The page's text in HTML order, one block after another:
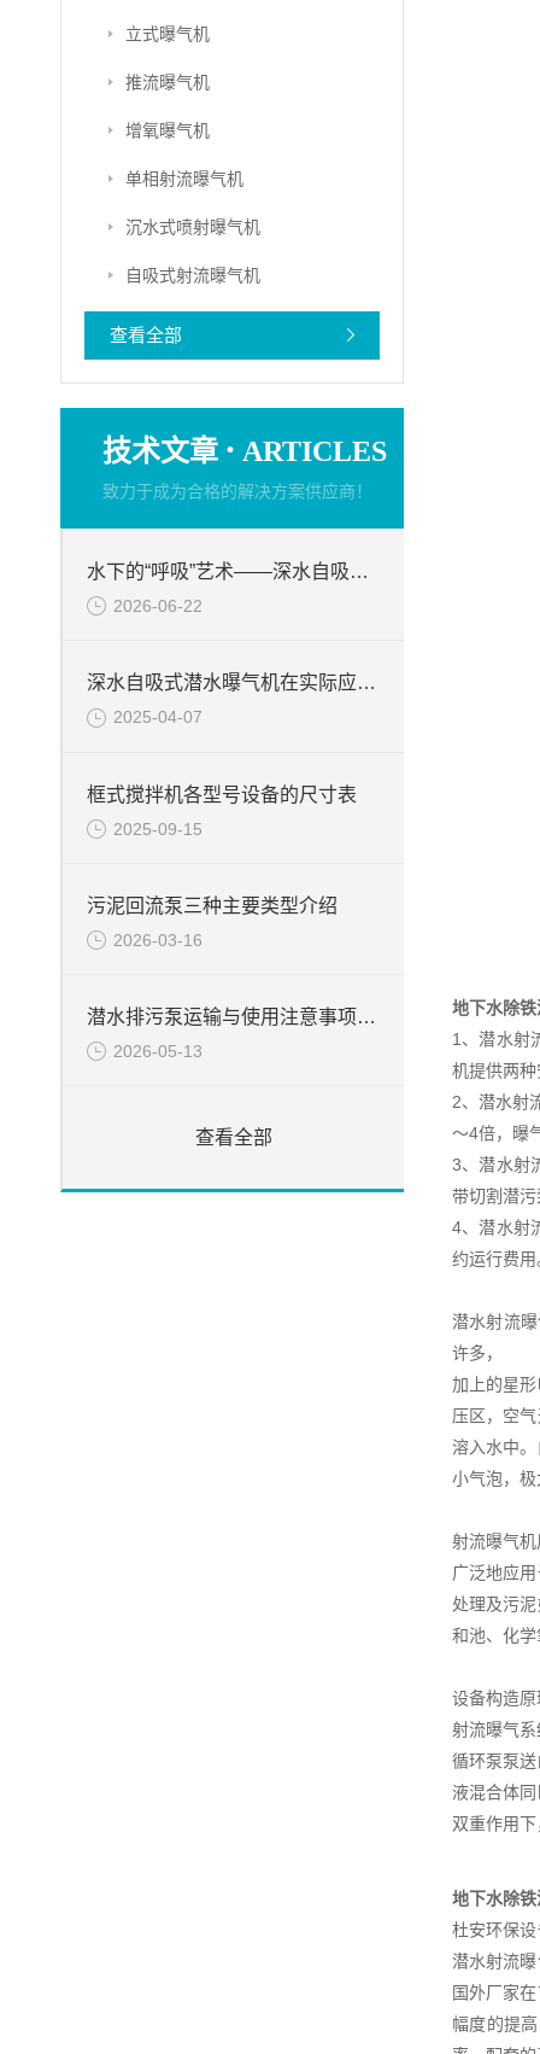
立式曝气机
推流曝气机
增氧曝气机
单相射流曝气机
沉水式喷射曝气机
自吸式射流曝气机
查看全部
技术文章 · ARTICLES
致力于成为合格的解决方案供应商！
水下的“呼吸”艺术——深水自吸式潜水曝气机的技术原理与核心优势
2026-06-22
深水自吸式潜水曝气机在实际应用场景中的性能优势
2025-04-07
框式搅拌机各型号设备的尺寸表
2025-09-15
污泥回流泵三种主要类型介绍
2026-03-16
潜水排污泵运输与使用注意事项说明
2026-05-13
查看全部
地下水除
1、潜水射
机提供两
2、潜水射
～4倍，曝
3、潜水射
带切割潜
4、潜水射
约运行费用
潜水射流
许多，
加上的星
压区，空
溶入水中
小气泡，
射流曝气机
广泛地应
处理及污
和池、化
设备构造原
射流曝气
循环泵泵
液混合体
双重作用
地下水除
杜安环保
潜水射流
国外厂家
幅度的提